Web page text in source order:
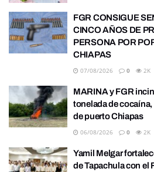
FGR CONSIGUE
CINCO AÑOS DE
PERSONA POR
CHIAPAS
07/08/2026 0 2K
MARINA y FGR
tonelada de
de puerto Chiapas
06/08/2026 0 2K
Yamil Melgar
de Tapachula con el